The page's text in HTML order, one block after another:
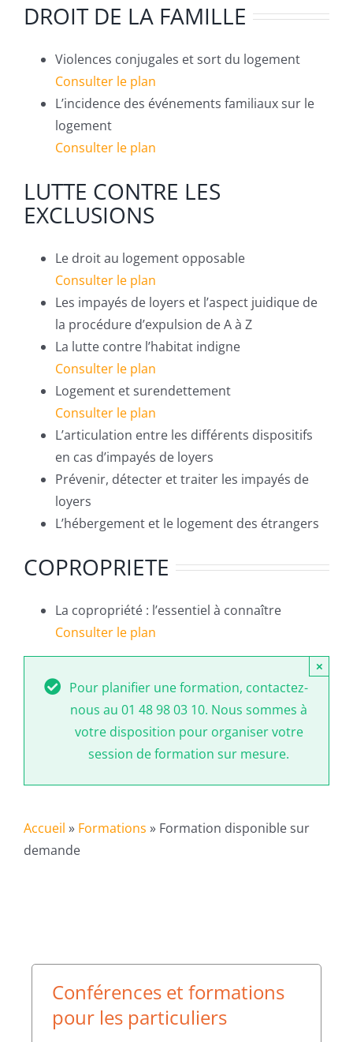
DROIT DE LA FAMILLE
Violences conjugales et sort du logement
Consulter le plan
L’incidence des événements familiaux sur le
logement
Consulter le plan
LUTTE CONTRE LES
EXCLUSIONS
Le droit au logement opposable
Consulter le plan
Les impayés de loyers et l’aspect juidique de
la procédure d’expulsion de A à Z
La lutte contre l’habitat indigne
Consulter le plan
Logement et surendettement
Consulter le plan
L’articulation entre les différents dispositifs
en cas d’impayés de loyers
Prévenir, détecter et traiter les impayés de
loyers
L’hébergement et le logement des étrangers
COPROPRIETE
La copropriété : l’essentiel à connaître
Consulter le plan
Pour planifier une formation, contactez-
nous au 01 48 98 03 10. Nous sommes à
votre disposition pour organiser votre
session de formation sur mesure.
×
Accueil » Formations » Formation disponible sur
demande
Conférences et formations
pour les particuliers